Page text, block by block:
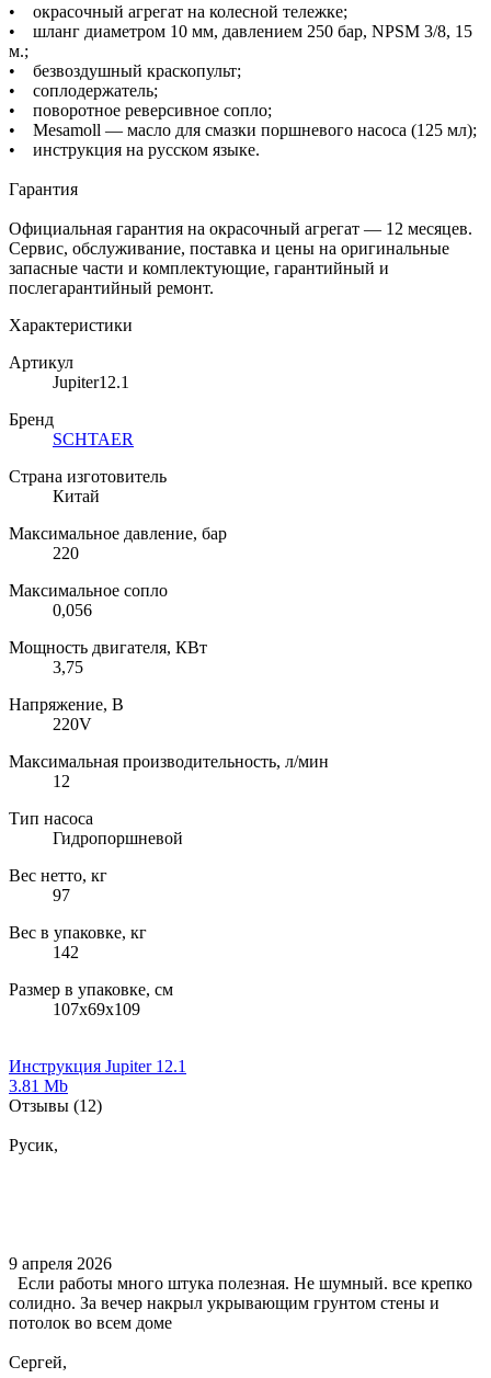
• окрасочный агрегат на колесной тележке;
• шланг диаметром 10 мм, давлением 250 бар, NPSM 3/8, 15
м.;
• безвоздушный краскопульт;
• соплодержатель;
• поворотное реверсивное сопло;
• Mesamoll — масло для смазки поршневого насоса (125 мл);
• инструкция на русском языке.
Гарантия
Официальная гарантия на окрасочный агрегат — 12 месяцев.
Сервис, обслуживание, поставка и цены на оригинальные
запасные части и комплектующие, гарантийный и
послегарантийный ремонт.
Характеристики
Артикул
Jupiter12.1
Бренд
SCHTAER
Страна изготовитель
Китай
Максимальное давление, бар
220
Максимальное сопло
0,056
Мощность двигателя, КВт
3,75
Напряжение, В
220V
Максимальная производительность, л/мин
12
Тип насоса
Гидропоршневой
Вес нетто, кг
97
Вес в упаковке, кг
142
Размер в упаковке, см
107x69x109
Инструкция Jupiter 12.1
3.81 Mb
Отзывы (12)
Русик,
9 апреля 2026
Если работы много штука полезная. Не шумный. все крепко
солидно. За вечер накрыл укрывающим грунтом стены и
потолок во всем доме
Сергей,